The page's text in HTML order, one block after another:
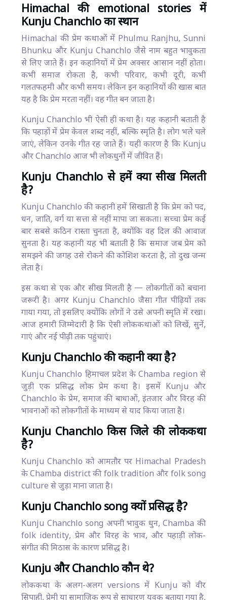
Himachal की emotional stories में
Kunju Chanchlo का स्थान
Himachal की प्रेम कथाओं में Phulmu Ranjhu, Sunni
Bhunku और Kunju Chanchlo जैसे नाम बहुत भावुकता
से लिए जाते हैं। इन कहानियों में प्रेम अक्सर आसान नहीं होता।
कभी समाज रोकता है, कभी परिवार, कभी दूरी, कभी
गलतफहमी और कभी समय। लेकिन इन कहानियों की खास बात
यह है कि प्रेम मरता नहीं। वह गीत बन जाता है।
Kunju Chanchlo भी ऐसी ही कथा है। यह कहानी बताती है
कि पहाड़ों में प्रेम केवल शब्द नहीं, बल्कि स्मृति है। लोग भले चले
जाएं, लेकिन उनके गीत रह जाते हैं। यही कारण है कि Kunju
और Chanchlo आज भी लोकधुनों में जीवित हैं।
Kunju Chanchlo से हमें क्या सीख मिलती
है?
Kunju Chanchlo की कहानी हमें सिखाती है कि प्रेम को पद,
धन, जाति, वर्ग या सत्ता से नहीं मापा जा सकता। सच्चा प्रेम कई
बार सबसे कठिन रास्ता चुनता है, क्योंकि वह दिल की आवाज
सुनता है। यह कहानी यह भी बताती है कि समाज जब प्रेम को
समझने की जगह उसे रोकने की कोशिश करता है, तो दुख जन्म
लेता है।
इस कथा से एक और सीख मिलती है — लोकगीतों को बचाना
जरूरी है। अगर Kunju Chanchlo जैसा गीत पीढ़ियों तक
गाया गया, तो इसलिए क्योंकि लोगों ने उसे अपनी स्मृति में रखा।
आज हमारी जिम्मेदारी है कि ऐसी लोककथाओं को लिखें, सुनें,
गाएं और नई पीढ़ी तक पहुंचाएं।
Kunju Chanchlo की कहानी क्या है?
Kunju Chanchlo हिमाचल प्रदेश के Chamba region से
जुड़ी एक प्रसिद्ध लोक प्रेम कथा है। इसमें Kunju और
Chanchlo के प्रेम, समाज की बाधाओं, इंतजार और विरह की
भावनाओं को लोकगीतों के माध्यम से याद किया जाता है।
Kunju Chanchlo किस जिले की लोककथा
है?
Kunju Chanchlo को आमतौर पर Himachal Pradesh
के Chamba district की folk tradition और folk song
culture से जुड़ा माना जाता है।
Kunju Chanchlo song क्यों प्रसिद्ध है?
Kunju Chanchlo song अपनी भावुक धुन, Chamba की
folk identity, प्रेम और विरह के भाव, और पहाड़ी लोक-
संगीत की मिठास के कारण प्रसिद्ध है।
Kunju और Chanchlo कौन थे?
लोककथा के अलग-अलग versions में Kunju को वीर